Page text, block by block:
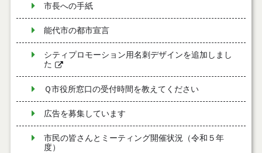
市長への手紙
能代市の都市宣言
シティプロモーション用名刺デザインを追加しまし
た
Ｑ市役所窓口の受付時間を教えてください
広告を募集しています
市民の皆さんとミーティング開催状況（令和５年
度）